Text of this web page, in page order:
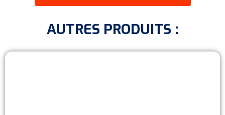
AUTRES PRODUITS :